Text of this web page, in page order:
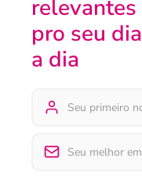
relevantes
pro seu dia
a dia